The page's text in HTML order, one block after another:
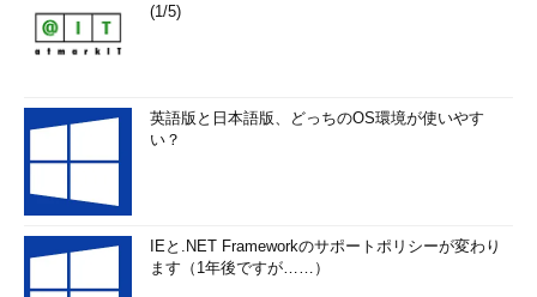
(1/5)
英語版と日本語版、どっちのOS環境が使いやす
い？
IEと.NET Frameworkのサポートポリシーが変わり
ます（1年後ですが……）